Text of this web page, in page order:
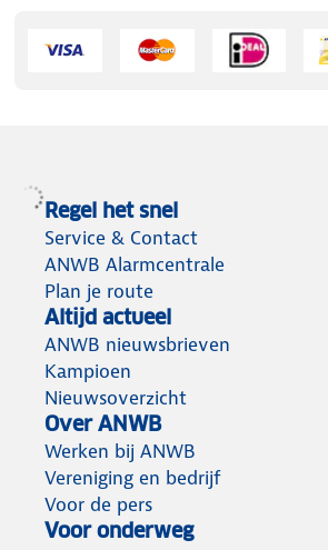
Regel het snel
Service & Contact
ANWB Alarmcentrale
Plan je route
Altijd actueel
ANWB nieuwsbrieven
Kampioen
Nieuwsoverzicht
Over ANWB
Werken bij ANWB
Vereniging en bedrijf
Voor de pers
Voor onderweg